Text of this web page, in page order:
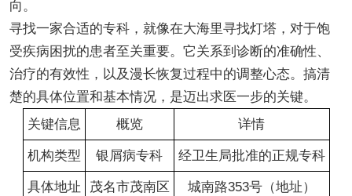
向。
寻找一家合适的专科，就像在大海里寻找灯塔，对于饱
受疾病困扰的患者至关重要。它关系到诊断的准确性、
治疗的有效性，以及漫长恢复过程中的调整心态。搞清
楚的具体位置和基本情况，是迈出求医一步的关键。
关键信息
概览 详情
机构类型 银屑病专科 经卫生局批准的正规专科
具体地址 茂名市茂南区 城南路353号（地址）